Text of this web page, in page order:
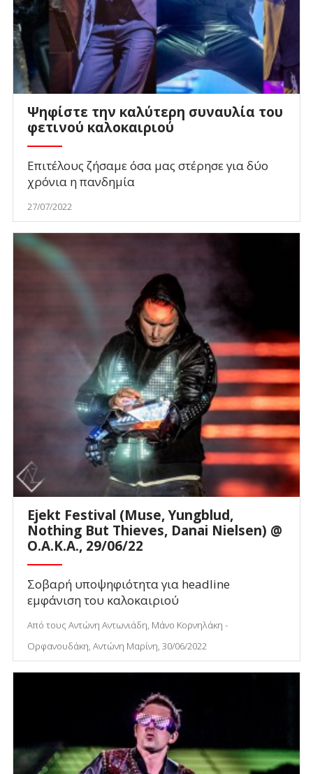
Ψηφίστε την καλύτερη συναυλία του
φετινού καλοκαιριού
Επιτέλους ζήσαμε όσα μας στέρησε για δύο
χρόνια η πανδημία
27/07/2022
Ejekt Festival (Muse, Yungblud,
Nothing But Thieves, Danai Nielsen) @
O.A.K.A., 29/06/22
Σοβαρή υποψηφιότητα για headline
εμφάνιση του καλοκαιριού
Από τους Αντώνη Αντωνιάδη, Μάνο Κορνηλάκη -
Ορφανουδάκη, Αντώνη Μαρίνη, 30/06/2022